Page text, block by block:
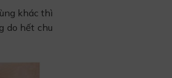
khác thì
do hết chu